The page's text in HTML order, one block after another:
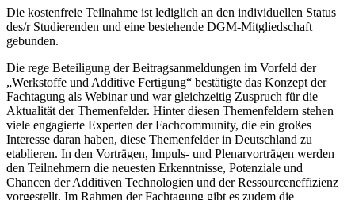
Die kostenfreie Teilnahme ist lediglich an den individuellen Status
des/r Studierenden und eine bestehende DGM-Mitgliedschaft
gebunden.
Die rege Beteiligung der Beitragsanmeldungen im Vorfeld der
„Werkstoffe und Additive Fertigung“ bestätigte das Konzept der
Fachtagung als Webinar und war gleichzeitig Zuspruch für die
Aktualität der Themenfelder. Hinter diesen Themenfeldern stehen
viele engagierte Experten der Fachcommunity, die ein großes
Interesse daran haben, diese Themenfelder in Deutschland zu
etablieren. In den Vorträgen, Impuls- und Plenarvorträgen werden
den Teilnehmern die neuesten Erkenntnisse, Potenziale und
Chancen der Additiven Technologien und der Ressourceneffizienz
vorgestellt. Im Rahmen der Fachtagung gibt es zudem die